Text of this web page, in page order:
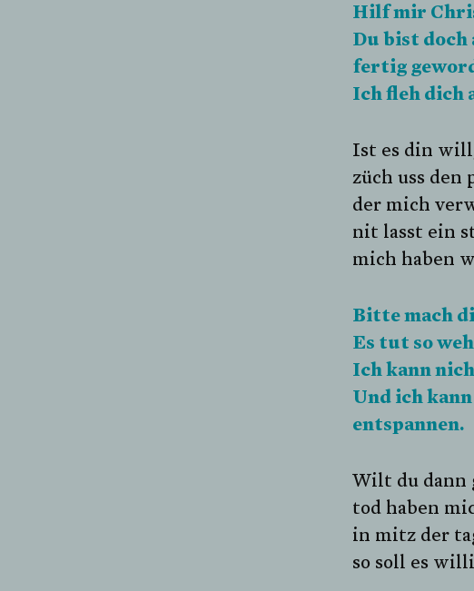
Hilf mir
Du bist doch
fertig
Ich fleh dich
Ist es din
züch uss den
der mich
nit lasst ein
mich haben
Bitte mach
Es tut so
Ich kann
Und ich
entspannen.
Wilt du dann
tod haben
in mitz der
so soll es